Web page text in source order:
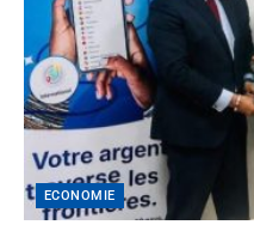
ECONOMIE